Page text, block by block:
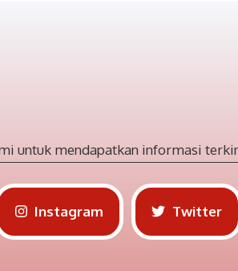
untuk mendapatkan informasi
Instagram Twitter